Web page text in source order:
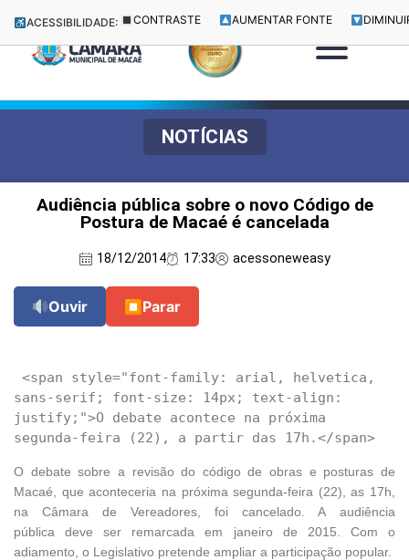
ACESSIBILIDADE: CONTRASTE AUMENTAR FONTE
NOTÍCIAS
Audiência pública sobre o novo Código de
Postura de Macaé é cancelada
18/12/2014 17:33 acessoneweasy
Ouvir ⏹ Parar
sans-serif; font-size: 14px; text-align:
justify;">O debate acontece na próxima
O debate sobre a revisão do código de obras e posturas de
Macaé, que aconteceria na próxima segunda-feira (22), as 17h,
na Câmara de Vereadores,
foi cancelado. A audiência
pública deve ser remarcada em janeiro de 2015. Com o
adiamento, o Legislativo pretende ampliar a participação popular.